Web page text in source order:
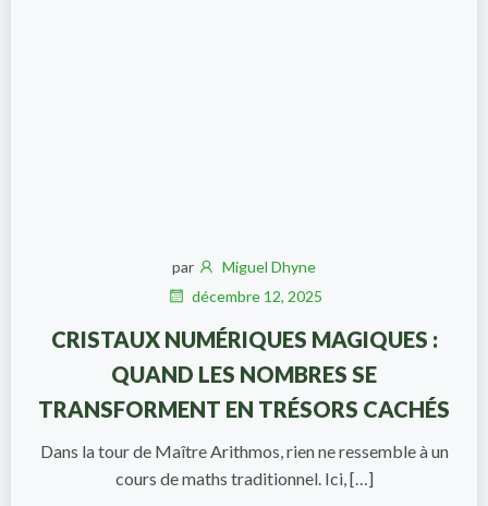
par
Miguel Dhyne
décembre 12, 2025
CRISTAUX NUMÉRIQUES MAGIQUES :
QUAND LES NOMBRES SE
TRANSFORMENT EN TRÉSORS CACHÉS
Dans la tour de Maître Arithmos, rien ne ressemble à un
cours de maths traditionnel. Ici, […]